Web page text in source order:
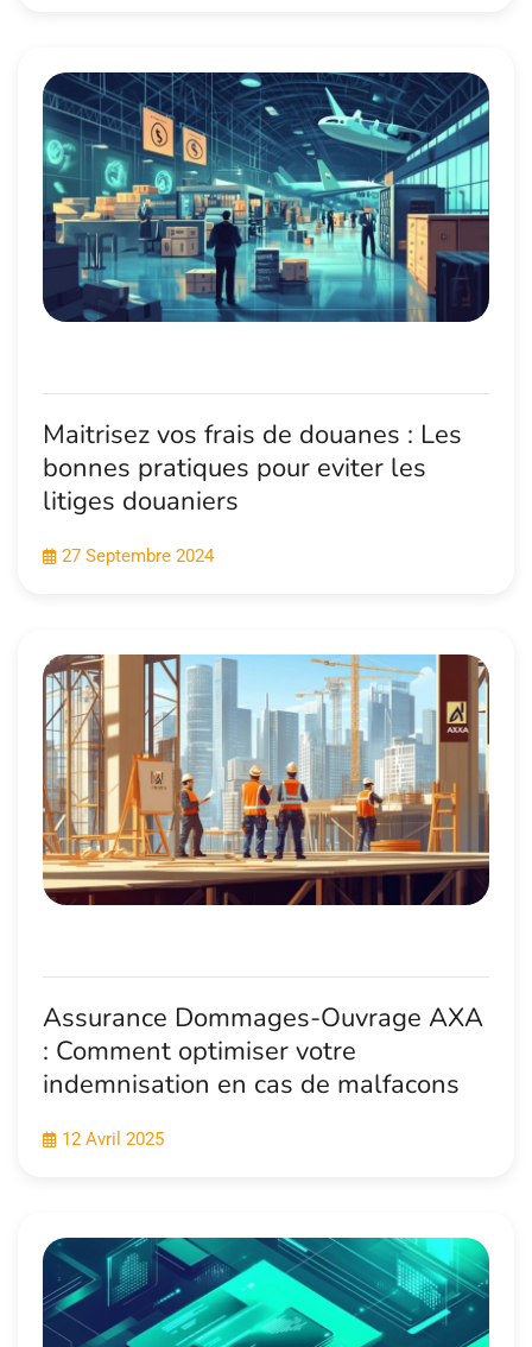
Maitrisez vos frais de douanes : Les
bonnes pratiques pour eviter les
litiges douaniers
27 Septembre 2024
Assurance Dommages-Ouvrage AXA
: Comment optimiser votre
indemnisation en cas de malfacons
12 Avril 2025